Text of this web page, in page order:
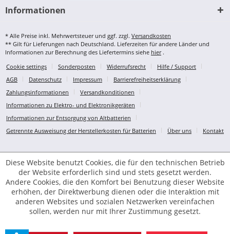
Informationen
* Alle Preise inkl. Mehrwertsteuer und ggf. zzgl. Versandkosten
** Gilt für Lieferungen nach Deutschland. Lieferzeiten für andere Länder und
Informationen zur Berechnung des Liefertermins siehe hier.
Cookie settings
Sonderposten Widerrufsrecht
Hilfe / Support
AGB
Datenschutz Impressum
Barrierefreiheitserklärung
Zahlungsinformationen
Versandkonditionen
Informationen zu Elektro- und Elektronikgeräten
Informationen zur Entsorgung von Altbatterien
Getrennte Ausweisung der Herstellerkosten für Batterien
Über uns Kontakt
Diese Website benutzt Cookies, die für den technischen Betrieb
der Website erforderlich sind und stets gesetzt werden.
Andere Cookies, die den Komfort bei Benutzung dieser Website
erhöhen, der Direktwerbung dienen oder die Interaktion mit
anderen Websites und sozialen Netzwerken vereinfachen
sollen, werden nur mit Ihrer Zustimmung gesetzt.